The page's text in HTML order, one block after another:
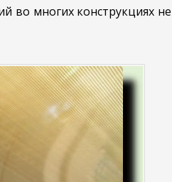
во многих конструкциях не